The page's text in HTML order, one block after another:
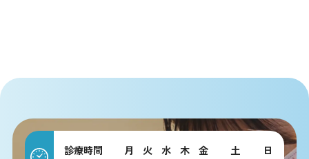
診療時間 月 火 水 木 金 土
日